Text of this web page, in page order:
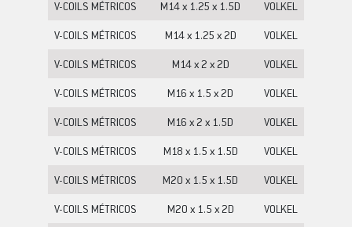
V-COILS MÉTRICOS
M14 x 1.25 x 1.5D
VOLKEL
V-COILS MÉTRICOS
M14 x 1.25 x 2D
VOLKEL
V-COILS MÉTRICOS
M14 x 2 x 2D
VOLKEL
V-COILS MÉTRICOS
M16 x 1.5 x 2D
VOLKEL
V-COILS MÉTRICOS
M16 x 2 x 1.5D
VOLKEL
V-COILS MÉTRICOS
M18 x 1.5 x 1.5D
VOLKEL
V-COILS MÉTRICOS
M20 x 1.5 x 1.5D
VOLKEL
V-COILS MÉTRICOS
M20 x 1.5 x 2D
VOLKEL